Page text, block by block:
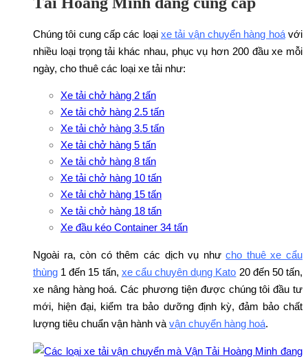
Chúng tôi cung cấp các loại xe tải vận chuyển hàng hoávới
nhiều loại trọng tải khác nhau, phục vụ hơn 200 đầu xe mỗi
ngày, cho thuê các loại xe tải như:
Xe tải chở hàng 2 tấn
Xe tải chở hàng 2.5 tấn
Xe tải chở hàng 3.5 tấn
Xe tải chở hàng 5 tấn
Xe tải chở hàng 8 tấn
Xe tải chở hàng 10 tấn
Xe tải chở hàng 15 tấn
Xe tải chở hàng 18 tấn
Xe đầu kéo Container 34 tấn
Ngoài ra, còn có thêm các dịch vụ nhưcho thuê xe cẩu
thùng 1 đến 15 tấn, xe cẩu chuyên dụng Kato 20 đến 50 tấn,
xe nâng hàng hoá. Các phương tiện được chúng tôi đầu tư
mới, hiện đại, kiểm tra bảo dưỡng định kỳ, đảm bảo chất
lượng tiêu chuẩn vận hành và vận chuyển hàng hoá.